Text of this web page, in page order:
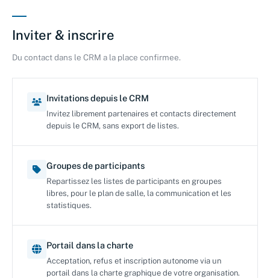
Inviter & inscrire
Du contact dans le CRM a la place confirmee.
Invitations depuis le CRM
Invitez librement partenaires et contacts directement
depuis le CRM, sans export de listes.
Groupes de participants
Repartissez les listes de participants en groupes
libres, pour le plan de salle, la communication et les
statistiques.
Portail dans la charte
Acceptation, refus et inscription autonome via un
portail dans la charte graphique de votre organisation.